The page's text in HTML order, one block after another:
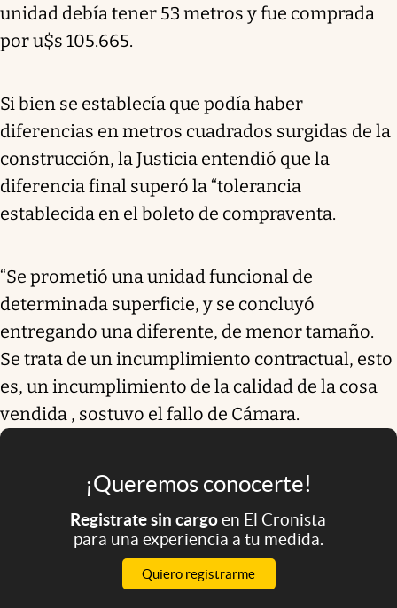
unidad debía tener 53 metros y fue comprada
por u$s 105.665.
Si bien se establecía que podía haber
diferencias en metros cuadrados surgidas de la
construcción, la Justicia entendió que la
diferencia final superó la “tolerancia
establecida en el boleto de compraventa.
“Se prometió una unidad funcional de
determinada superficie, y se concluyó
entregando una diferente, de menor tamaño.
Se trata de un incumplimiento contractual, esto
es, un incumplimiento de la calidad de la cosa
vendida , sostuvo el fallo de Cámara.
¡Queremos conocerte!
Registrate sin cargoen El Cronista
para una experiencia a tu medida.
Quiero registrarme